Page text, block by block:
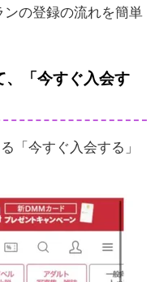
の登録の流れを簡単
、「今すぐ入会す
「今すぐ入会する」